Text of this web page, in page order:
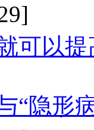
可以
“隐形